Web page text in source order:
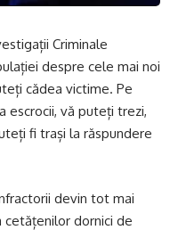
Criminale
despre cele mai noi
cădea victime. Pe
escrocii, vă puteți trezi,
fi trași la răspundere
devin tot mai
dornici de